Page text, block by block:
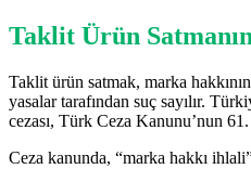
Taklit Ürün Satmanın
Taklit ürün satmak, marka
yasalar tarafından suç sayılır.
cezası, Türk Ceza Kanunu’nun
Ceza kanunda, “marka hakkı